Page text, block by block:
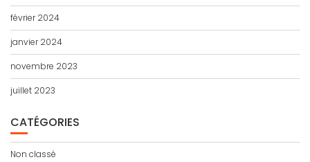
février 2024
janvier 2024
novembre 2023
juillet 2023
CATÉGORIES
Non classé